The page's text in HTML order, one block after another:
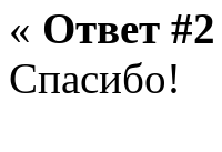
« Ответ
Спасибо!